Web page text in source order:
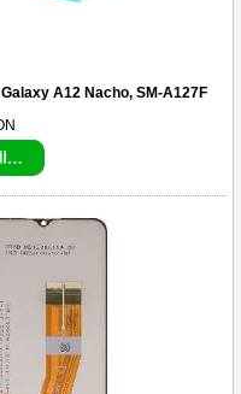
A12 Nacho, SM-A127F